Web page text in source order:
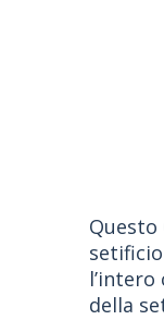
della